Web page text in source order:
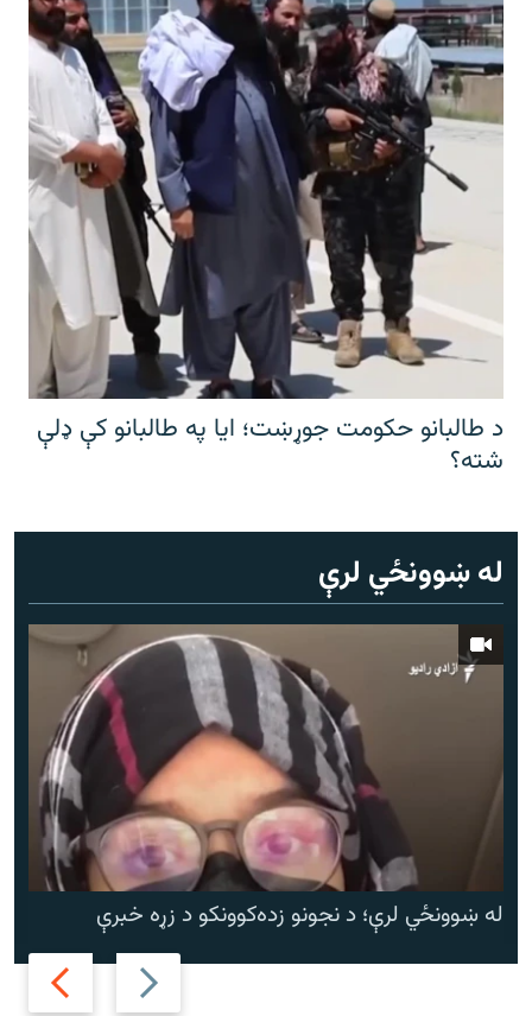
د طالبانو حکومت جوړښت؛ ایا په طالبانو کې ډلې
شته؟
له ښوونځي لرې
Previous
slide
Next
slide
له ښوونځي لرې؛ د نجونو زده‌کوونکو د زړه خبرې